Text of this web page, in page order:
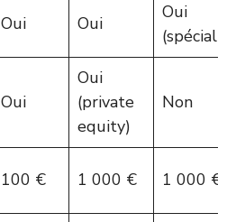
Oui Oui
Oui
(spécialisé)
Oui
Oui
(private
equity)
Non
100 € 1 000 € 1 000 €